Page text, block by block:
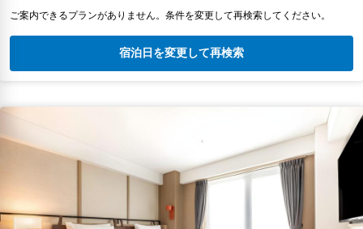
ご案内できるプランがありません。条件を変更して再検索してください。
宿泊日を変更して再検索